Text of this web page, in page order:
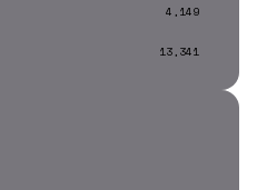
4,149
13,341